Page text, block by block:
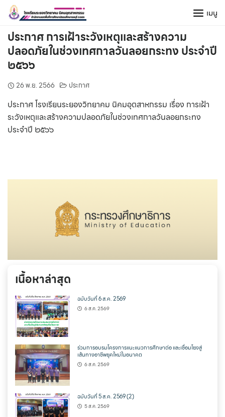
Skip
content
เมนู
ประกาศ การเฝ้าระวังเหตุและสร้างความ
ปลอดภัยในช่วงเทศกาลวันลอยกระทง ประจำปี
๒๕๖๖
26 พ.ย. 2566 ประกาศ
ประกาศ โรงเรียนระยองวิทยาคม นิคมอุตสาหกรรม เรื่อง การเฝ้า
ระวังเหตุและสร้างความปลอดภัยในช่วงเทศกาลวันลอยกระทง
ประจำปี ๒๕๖๖
เนื้อหาล่าสุด
ฉบับวันที่ 6 ส.ค. 2569
6 ส.ค. 2569
ร่วมการอบรมโครงการแนะแนวการศึกษาต่อ และเชื่อมโยงสู่
เส้นทางอาชีพยุคใหม่ในอนาคต
6 ส.ค. 2569
ฉบับวันที่ 5 ส.ค. 2569 (2)
5 ส.ค. 2569